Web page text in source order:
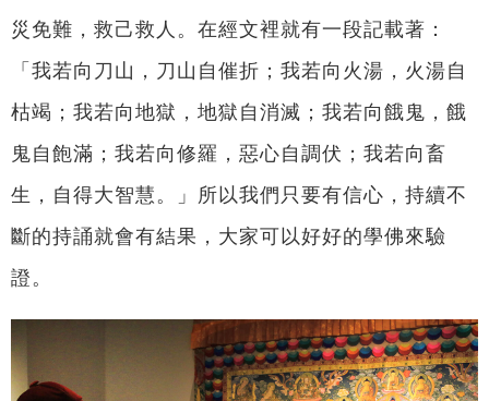
災免難，救己救人。在經文裡就有一段記載著：
「我若向刀山，刀山自催折；我若向火湯，火湯自
枯竭；我若向地獄，地獄自消滅；我若向餓鬼，餓
鬼自飽滿；我若向修羅，惡心自調伏；我若向畜
生，自得大智慧。」所以我們只要有信心，持續不
斷的持誦就會有結果，大家可以好好的學佛來驗
證。